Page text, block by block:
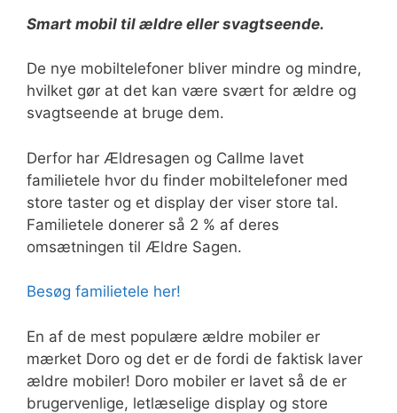
Smart mobil til ældre eller svagtseende.
De nye mobiltelefoner bliver mindre og mindre,
hvilket gør at det kan være svært for ældre og
svagtseende at bruge dem.
Derfor har Ældresagen og Callme lavet
familietele hvor du finder mobiltelefoner med
store taster og et display der viser store tal.
Familietele donerer så 2 % af deres
omsætningen til Ældre Sagen.
Besøg familietele her!
En af de mest populære ældre mobiler er
mærket Doro og det er de fordi de faktisk laver
ældre mobiler! Doro mobiler er lavet så de er
brugervenlige, letlæselige display og store